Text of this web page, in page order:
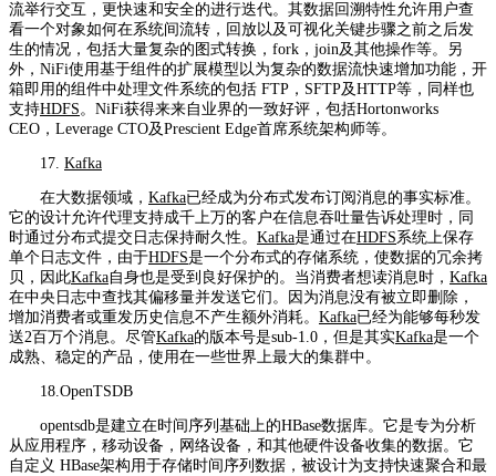
流举行交互，更快速和安全的进行迭代。其数据回溯特性允许用户查
看一个对象如何在系统间流转，回放以及可视化关键步骤之前之后发
生的情况，包括大量复杂的图式转换，fork，join及其他操作等。另
外，NiFi使用基于组件的扩展模型以为复杂的数据流快速增加功能，开
箱即用的组件中处理文件系统的包括 FTP，SFTP及HTTP等，同样也
支持HDFS。NiFi获得来来自业界的一致好评，包括Hortonworks
CEO，Leverage CTO及Prescient Edge首席系统架构师等。
17. Kafka
在大数据领域， Kafka已经成为分布式发布订阅消息的事实标准。
它的设计允许代理支持成千上万的客户在信息吞吐量告诉处理时，同
时通过分布式提交日志保持耐久性。 Kafka是通过在HDFS系统上保存
单个日志文件，由于HDFS是一个分布式的存储系统，使数据的冗余拷
贝，因此Kafka自身也是受到良好保护的。当消费者想读消息时， Kafka
在中央日志中查找其偏移量并发送它们。因为消息没有被立即删除，
增加消费者或重发历史信息不产生额外消耗。 Kafka已经为能够每秒发
送2百万个消息。尽管Kafka的版本号是sub-1.0，但是其实Kafka是一个
成熟、稳定的产品，使用在一些世界上最大的集群中。
18.OpenTSDB
opentsdb是建立在时间序列基础上的HBase数据库。它是专为分析
从应用程序，移动设备，网络设备，和其他硬件设备收集的数据。它
自定义 HBase架构用于存储时间序列数据，被设计为支持快速聚合和最